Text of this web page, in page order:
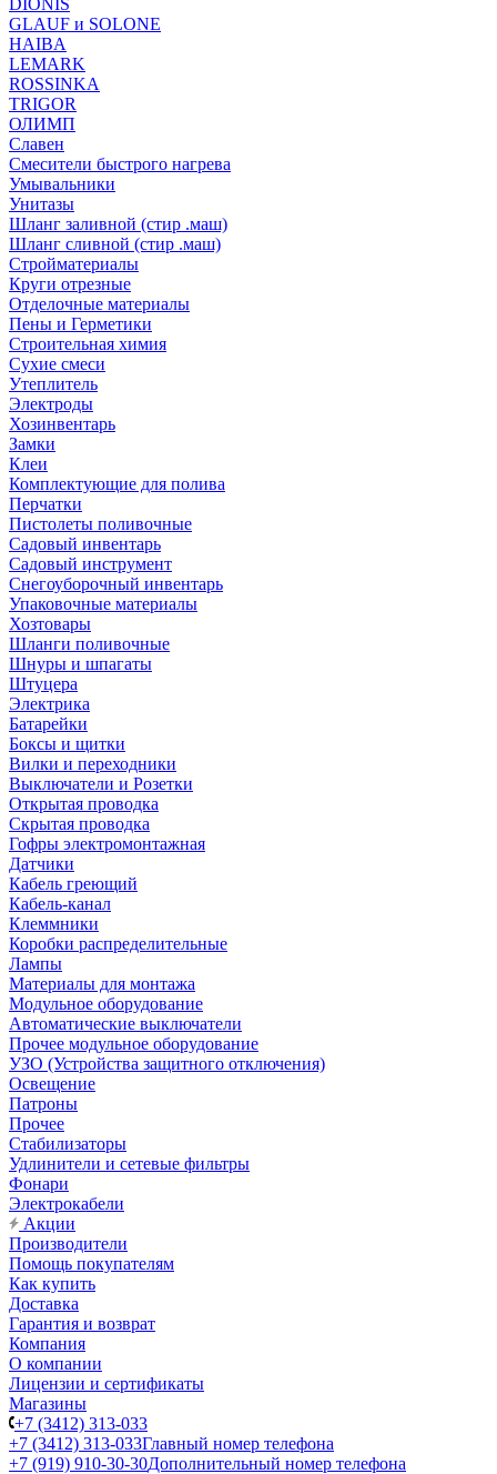
DIONIS
GLAUF и SOLONE
HAIBA
LEMARK
ROSSINKA
TRIGOR
ОЛИМП
Славен
Смесители быстрого нагрева
Умывальники
Унитазы
Шланг заливной (стир .маш)
Шланг сливной (стир .маш)
Стройматериалы
Круги отрезные
Отделочные материалы
Пены и Герметики
Строительная химия
Сухие смеси
Утеплитель
Электроды
Хозинвентарь
Замки
Клеи
Комплектующие для полива
Перчатки
Пистолеты поливочные
Садовый инвентарь
Садовый инструмент
Снегоуборочный инвентарь
Упаковочные материалы
Хозтовары
Шланги поливочные
Шнуры и шпагаты
Штуцера
Электрика
Батарейки
Боксы и щитки
Вилки и переходники
Выключатели и Розетки
Открытая проводка
Скрытая проводка
Гофры электромонтажная
Датчики
Кабель греющий
Кабель-канал
Клеммники
Коробки распределительные
Лампы
Материалы для монтажа
Модульное оборудование
Автоматические выключатели
Прочее модульное оборудование
УЗО (Устройства защитного отключения)
Освещение
Патроны
Прочее
Стабилизаторы
Удлинители и сетевые фильтры
Фонари
Электрокабели
Акции
Производители
Помощь покупателям
Как купить
Доставка
Гарантия и возврат
Компания
О компании
Лицензии и сертификаты
Магазины
+7 (3412) 313-033
+7 (3412) 313-033Главный номер телефона
+7 (919) 910-30-30Дополнительный номер телефона